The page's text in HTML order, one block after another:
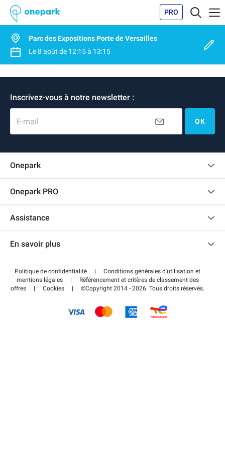
PRO
Parc des Expositions Porte de Versailles
Le8 août de 12:15à 13:15
Inscrivez-vous à notre newsletter :
E-mail OK
Onepark
Recrutement
Onepark PRO
Accéder à mon espace partenaire
Assistance
Centre d'aide
Régler votre stationnement FLOW
En savoir plus
Wiki
Guide du stationnement
Politique de confidentialité |
Conditions générales d'utilisation et
mentions légales
|
Référencement et critères de classement des
offres
| Cookies | ©Copyright 2014 - 2026. Tous droits réservés.